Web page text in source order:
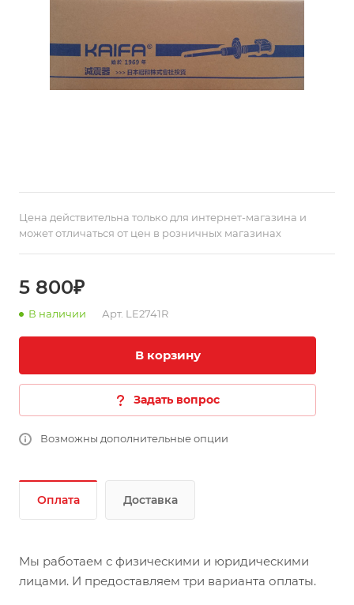
Цена действительна только для интернет-магазина и
может отличаться от цен в розничных магазинах
5 800₽
В наличии Арт. LE2741R
В корзину
Задать вопрос
Возможны дополнительные опции
Оплата Доставка
Мы работаем с физическими и юридическими
лицами. И предоставляем три варианта оплаты.